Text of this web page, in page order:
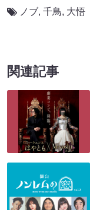
ノブ, 千鳥, 大悟
関連記事